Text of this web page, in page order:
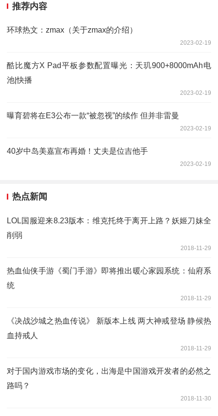
推荐内容
环球热文：zmax（关于zmax的介绍）
2023-02-19
酷比魔方X Pad平板参数配置曝光：天玑900+8000mAh电
池|快播
2023-02-19
曝育碧将在E3公布一款“被忽视”的续作 但并非雷曼
2023-02-19
40岁中岛美嘉宣布再婚！丈夫是位吉他手
2023-02-19
热点新闻
LOL国服迎来8.23版本：维克托终于离开上路？妖姬刀妹全
削弱
2018-11-29
热血仙侠手游《蜀门手游》即将推出暖心家园系统：仙府系
统
2018-11-29
《决战沙城之热血传说》 新版本上线 两大神戒登场 静候热
血持戒人
2018-11-29
对于国内游戏市场的变化，出海是中国游戏开发者的必然之
路吗？
2018-11-30